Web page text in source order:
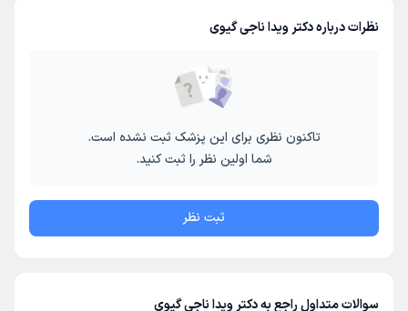
نظرات درباره دکتر ویدا ناجی گیوی
تاکنون نظری برای این پزشک ثبت نشده است.
شما اولین نظر را ثبت کنید.
ثبت نظر
سوالات متداول راجع به دکتر ویدا ناجی گیوی